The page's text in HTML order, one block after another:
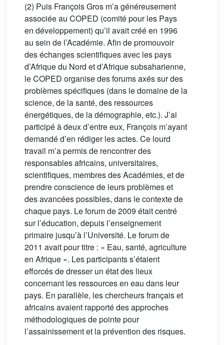
(2) Puis François Gros m’a généreusement
associée au COPED (comité pour les Pays
en développement) qu’il avait créé en 1996
au sein de l’Académie. Afin de promouvoir
des échanges scientifiques avec les pays
d’Afrique du Nord et d’Afrique subsaharienne,
le COPED organise des forums axés sur des
problèmes spécifiques (dans le domaine de la
science, de la santé, des ressources
énergétiques, de la démographie, etc.). J’ai
participé à deux d’entre eux, François m’ayant
demandé d’en rédiger les actes. Ce lourd
travail m’a permis de rencontrer des
responsables africains, universitaires,
scientifiques, membres des Académies, et de
prendre conscience de leurs problèmes et
des avancées possibles, dans le contexte de
chaque pays. Le forum de 2009 était centré
sur l’éducation, depuis l’enseignement
primaire jusqu’à l’Université. Le forum de
2011 avait pour titre : « Eau, santé, agriculture
en Afrique ». Les participants s’étaient
efforcés de dresser un état des lieux
concernant les ressources en eau dans leur
pays. En parallèle, les chercheurs français et
africains avaient rapporté des approches
méthodologiques de pointe pour
l’assainissement et la prévention des risques.